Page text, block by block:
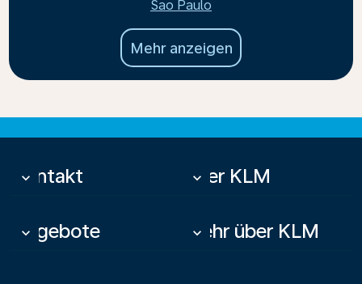
Sao Paulo
Mehr anzeigen
Kontakt
keyboard_arrow_down Über KLM
keyboard_arrow_down
Angebote
keyboard_arrow_down Mehr über KLM
keyboard_arrow_down